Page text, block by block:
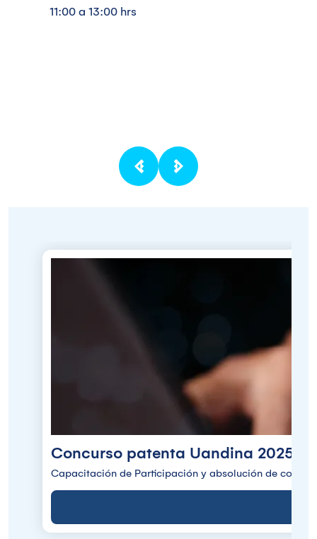
11:00 a 13:00 hrs
Concurso patenta Uandina 2025
Capacitación de Participación y absolución de